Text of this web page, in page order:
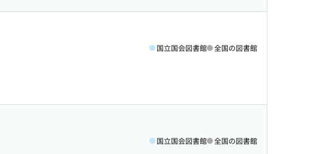
国立国会図書館 全国の図書館
国立国会図書館 全国の図書館